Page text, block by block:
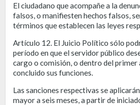
El ciudadano que acompañe a la
falsos, o manifiesten hechos falsos,
términos que establecen las leyes
Artículo 12. El Juicio Político sólo
período en que el servidor público
cargo o comisión, o dentro del primer
concluido sus funciones.
Las sanciones respectivas se
mayor a seis meses, a partir de